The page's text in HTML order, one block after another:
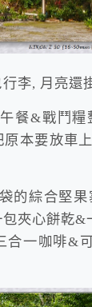
行李, 月亮
餐&戰鬥糧
原本要放車
的綜合堅
夾心餅乾&
合一咖啡&